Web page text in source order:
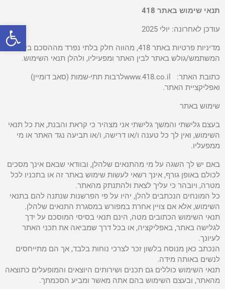
תנאי שימוש באתר 418
עודכן לאחרונה: יולי 2025
מדיניות פרטיות באתר 418, מהווה חלק בלתי נפרד מההסכם בין
המשתמש/גולש באתר לבין האתר ומפעיליו, ולהלן תנאי השימוש.
כתובת האתר: www.418.co.ilלרבות תתי-שמות (סאב דומיין)
ואפליקציית האתר.
שימוש באתר
בעצם גלישתי והמשך גלישתי אני מצהיר כי קראת והבנת, את כל תנאי
השימוש, ואין לך כל טענה ו/או דרישה, ו/או תביעה נגד האתר או מי
ממפעליו.
באם יש לך השגה על מי מהתנאים שלהלן, ובוודאי שבאם אינך מסכים
לכולם באופן גורף, אינך רשאי לעשות שימוש באתר זה או בתכניו לכל
מטרה, ויובהר כי עליך לצאת ולהתנתק מהאתר.
כל המונחים הנכתבים להלן, יהיו על פי הפרשנות שנתנה להם בתנאי
השימוש, אלא אם צויין אחרת במפורש במסגרת התנאים שלהלן.
תנאי השימוש הכתובים מטה, הינם תנאי בסיסי המוסכם על ידך
לגלישה באתר, באפליקציה, או בכל דרך שמביאה את תכני האתר
לעיונך.
הנכתב כאן מנוסח בלשון זכר לצרכי נוחות בלבד, אך הם מתייחסים
לנשים באותה מידה.
תנאי השימוש כוללים גם תכנים ושירותים היוצאים והמופעלים כתוצאה
מהאתר, ובעצם השימוש בהם אתה מאשר ומביע הסכמתך.